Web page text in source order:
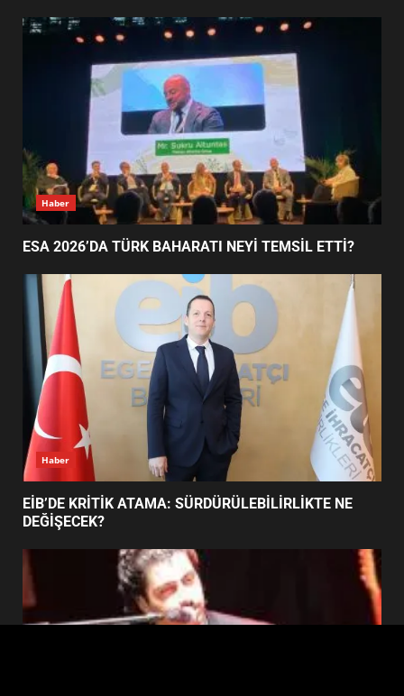
EİB’DE KRİTİK ATAMA:
SÜRDÜRÜLEBİLİRLİKTE NE
DEĞİŞECEK?
4
EDREMİT’İN GURURU TÜRKİYE
FİNALİNDE NE BAŞARDI?
5
UZATILDI: NE DEĞİŞTİ?
6
BURHANİYE SATRANÇ
TURNUVASI KAYITLARI NEYİ
DEĞİŞTİRİYOR?
BURHANİYE BELEDİYESPOR’DA
YENİ YÖNETİM NASIL
Haber
ESA 2026’DA TÜRK BAHARATI NEYİ TEMSİL ETTİ?
Haber
EİB’DE KRİTİK ATAMA: SÜRDÜRÜLEBİLİRLİKTE NE
DEĞİŞECEK?